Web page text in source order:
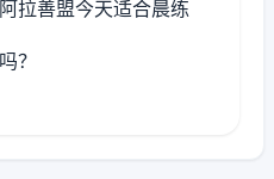
阿拉善盟今天适合晨练
吗？